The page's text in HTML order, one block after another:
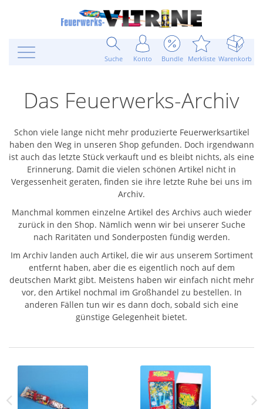
Suche Konto Bundle Merkliste Warenkorb
Das Feuerwerks-Archiv
Schon viele lange nicht mehr produzierte Feuerwerksartikel
haben den Weg in unseren Shop gefunden. Doch irgendwann
ist auch das letzte Stück verkauft und es bleibt nichts, als eine
Erinnerung. Damit die vielen schönen Artikel nicht in
Vergessenheit geraten, finden sie ihre letzte Ruhe bei uns im
Archiv.
Manchmal kommen einzelne Artikel des Archivs auch wieder
zurück in den Shop. Nämlich wenn wir bei unserer Suche
nach Raritäten und Sonderposten fündig werden.
Im Archiv landen auch Artikel, die wir aus unserem Sortiment
entfernt haben, aber die es eigentlich noch auf dem
deutschen Markt gibt. Meistens haben wir einfach nicht mehr
vor, den Artikel nochmal im Großhandel zu bestellen. In
anderen Fällen tun wir es dann doch, sobald sich eine
günstige Gelegenheit bietet.